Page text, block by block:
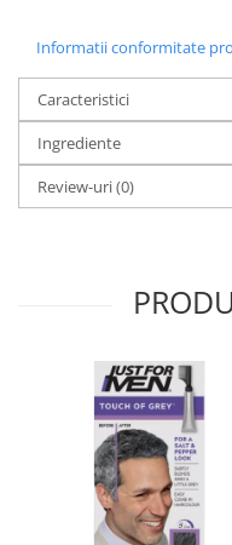
Informatii conformitate
Caracteristici
Ingrediente
Review-uri(0)